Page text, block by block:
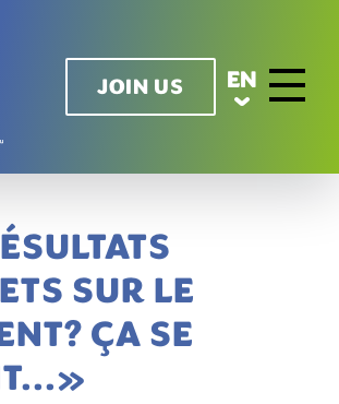
JOIN US EN
Toggle
SUR LE
ÇA SE